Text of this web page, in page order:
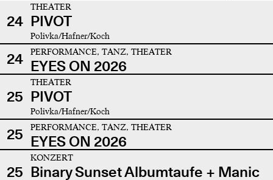
24
THEATER
PIVOT
Polivka/Hafner/Koch
24 PERFORMANCE, TANZ, THEATER
EYES ON 2026
25
THEATER
PIVOT
Polivka/Hafner/Koch
25 PERFORMANCE, TANZ, THEATER
EYES ON 2026
25
KONZERT
Binary Sunset Albumtaufe + Manic